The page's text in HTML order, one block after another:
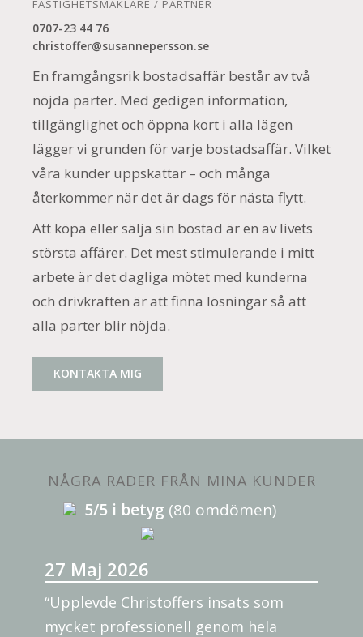
FASTIGHETSMÄKLARE / PARTNER
0707-23 44 76
christoffer@susannepersson.se
En framgångsrik bostadsaffär består av två
nöjda parter. Med gedigen information,
tillgänglighet och öppna kort i alla lägen
lägger vi grunden för varje bostadsaffär. Vilket
våra kunder uppskattar – och många
återkommer när det är dags för nästa flytt.
Att köpa eller sälja sin bostad är en av livets
största affärer. Det mest stimulerande i mitt
arbete är det dagliga mötet med kunderna
och drivkraften är att finna lösningar så att
alla parter blir nöjda.
KONTAKTA MIG
NÅGRA RADER FRÅN MINA KUNDER
5/5 i betyg (80 omdömen)
27 Maj 2026
“Upplevde Christoffers insats som
mycket professionell genom hela